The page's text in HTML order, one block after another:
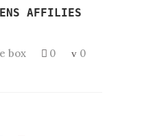
AFFILIES
box 0 0